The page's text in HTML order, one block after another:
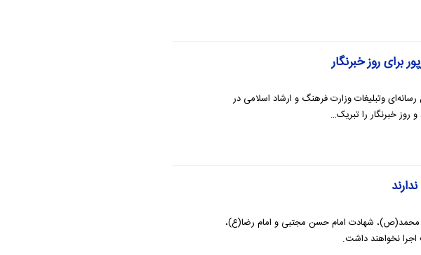
برای روز خبرنگار
وتبلیغات وزارت فرهنگ و ارشاد اسلامی در
شهادت امام حسن مجتبی و امام رضا(ع)،